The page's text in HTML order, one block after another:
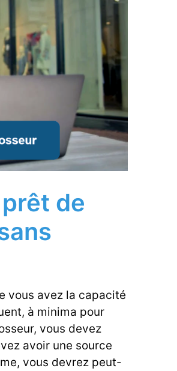
de
vous avez la capacité
à minima pour
vous devez
avoir une source
vous devrez peut-